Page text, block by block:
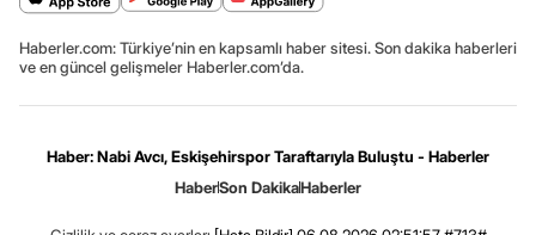
Haberler.com: Türkiye’nin en kapsamlı haber sitesi. Son dakika haberleri
ve en güncel gelişmeler Haberler.com’da.
Haber: Nabi Avcı, Eskişehirspor Taraftarıyla Buluştu - Haberler
HaberSon DakikaHaberler